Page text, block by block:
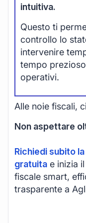
intuitiva.
Questo ti
controllo lo
intervenire
tempo
operativi.
Alle noie fiscali,
Non aspettare
Richiedi subito
gratuita e inizia
fiscale smart,
trasparente a